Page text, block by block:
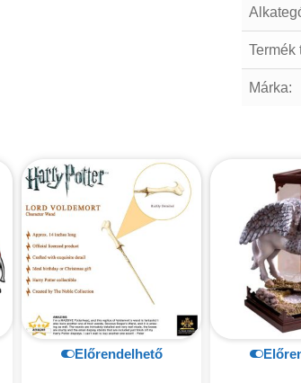
Termék
Márka:
Előrendelhető